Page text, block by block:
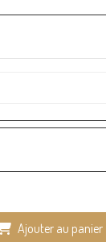
Ajouter au panier